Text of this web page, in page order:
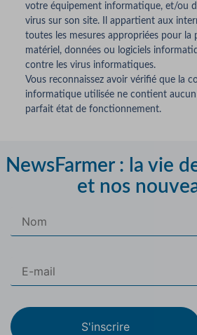
votre équipement informatique, et/ou
virus sur son site. Il appartient aux
toutes les mesures appropriées pour
matériel, données ou logiciels
contre les virus informatiques.
Vous reconnaissez avoir vérifié que la
informatique utilisée ne contient
parfait état de fonctionnement.
NewsFarmer : la vie
et nos
S'inscrire